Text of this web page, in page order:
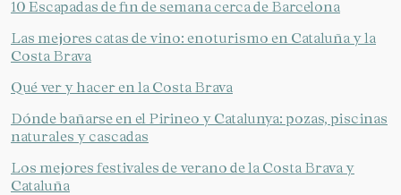
10 Escapadas de fin de semana cerca de Barcelona
Las mejores catas de vino: enoturismo en Cataluña y la
Costa Brava
Qué ver y hacer en la Costa Brava
Dónde bañarse en el Pirineo y Catalunya: pozas, piscinas
naturales y cascadas
Los mejores festivales de verano de la Costa Brava y
Cataluña